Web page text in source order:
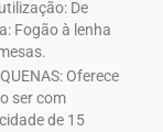
De
Fogão à lenha
Oferece
ser com
de 15